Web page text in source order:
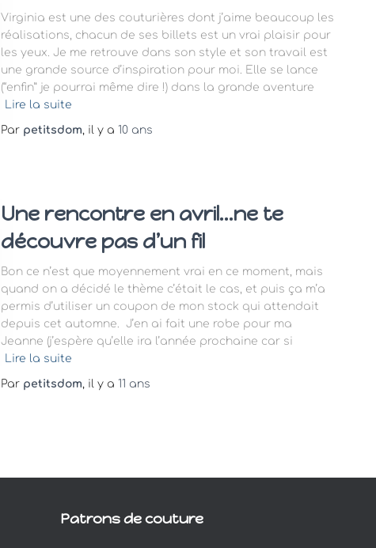
Virginia est une des couturières dont j’aime beaucoup les
réalisations, chacun de ses billets est un vrai plaisir pour
les yeux. Je me retrouve dans son style et son travail est
une grande source d’inspiration pour moi. Elle se lance
(“enfin” je pourrai même dire !) dans la grande aventure
Lire la suite
Par petitsdom, il y a 10 ans
Une rencontre en avril…ne te
découvre pas d’un fil
Bon ce n’est que moyennement vrai en ce moment, mais
quand on a décidé le thème c’était le cas, et puis ça m’a
permis d’utiliser un coupon de mon stock qui attendait
depuis cet automne. J’en ai fait une robe pour ma
Jeanne (j’espère qu’elle ira l’année prochaine car si
Lire la suite
Par petitsdom, il y a 11 ans
Patrons de couture